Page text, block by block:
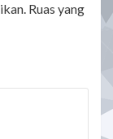
Ruas yang